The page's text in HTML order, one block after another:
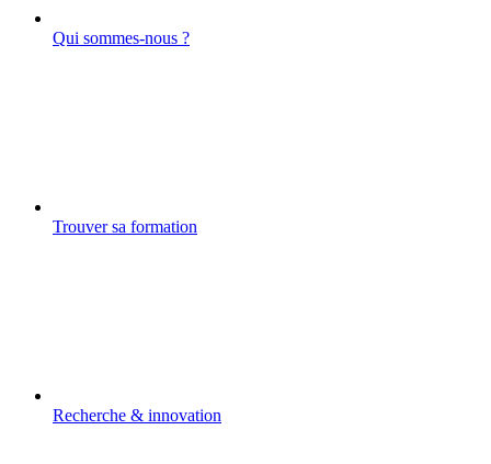
Qui sommes-nous ?
Trouver sa formation
Recherche & innovation